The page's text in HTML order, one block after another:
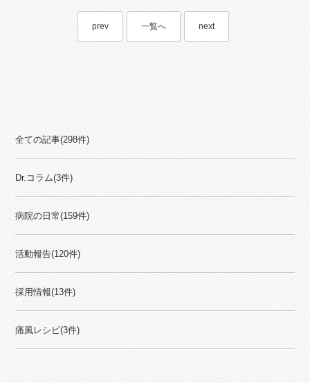
prev 一覧へ next
全ての記事(298件)
Dr.コラム(3件)
病院の日常(159件)
活動報告(120件)
採用情報(13件)
痛風レシピ(3件)